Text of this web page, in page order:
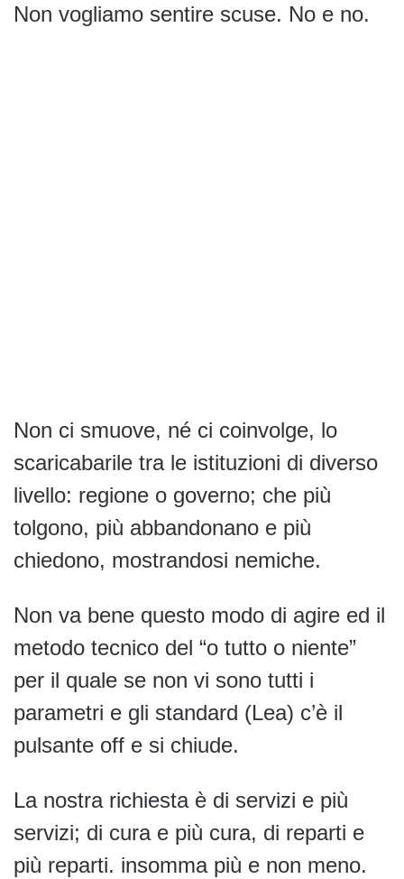
Non vogliamo sentire scuse. No e no.
Non ci smuove, né ci coinvolge, lo
scaricabarile tra le istituzioni di diverso
livello: regione o governo; che più
tolgono, più abbandonano e più
chiedono, mostrandosi nemiche.
Non va bene questo modo di agire ed il
metodo tecnico del “o tutto o niente”
per il quale se non vi sono tutti i
parametri e gli standard (Lea) c’è il
pulsante off e si chiude.
La nostra richiesta è di servizi e più
servizi; di cura e più cura, di reparti e
più reparti. insomma più e non meno.